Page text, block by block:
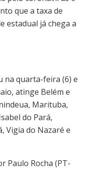
que a taxa de
estadual já chega a
na quarta-feira (6) e
atinge Belém e
Marituba,
do Pará,
Vigia do Nazaré e
Paulo Rocha (PT-